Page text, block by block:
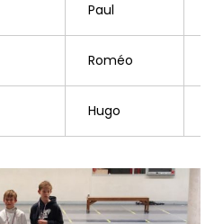
Paul
Roméo
Hugo